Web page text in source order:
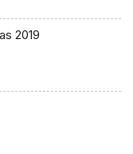
2019